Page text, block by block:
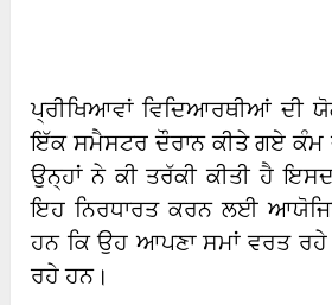
ਪ੍ਰੀਖਿਆਵਾਂ ਵਿਦਿਆਰਥੀਆਂ ਦੀ
ਇੱਕ ਸਮੈਸਟਰ ਦੌਰਾਨ ਕੀਤੇ ਗਏ ਕੰਮ
ਉਨ੍ਹਾਂ ਨੇ ਕੀ ਤਰੱਕੀ ਕੀਤੀ ਹੈ
ਇਹ ਨਿਰਧਾਰਤ ਕਰਨ ਲਈ
ਹਨ ਕਿ ਉਹ ਆਪਣਾ ਸਮਾਂ ਵਰਤ ਰਹੇ
ਰਹੇ ਹਨ।